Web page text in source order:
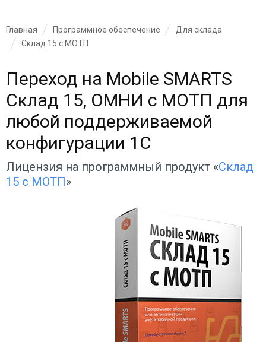
Главная Программное обеспечение
Для склада
Склад 15 с МОТП
Переход на Mobile SMARTS
Склад 15, ОМНИ с МОТП для
любой поддерживаемой
конфигурации 1С
Лицензия на программный продукт «Склад
15 с МОТП»